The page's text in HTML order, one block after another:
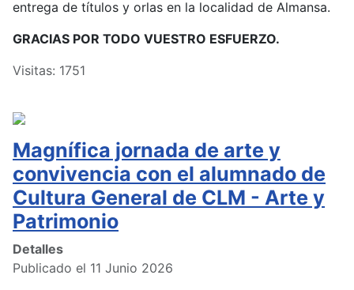
entrega de títulos y orlas en la localidad de Almansa.
GRACIAS POR TODO VUESTRO ESFUERZO.
Visitas: 1751
Magnífica jornada de arte y
convivencia con el alumnado de
Cultura General de CLM - Arte y
Patrimonio
Detalles
Publicado el 11 Junio 2026